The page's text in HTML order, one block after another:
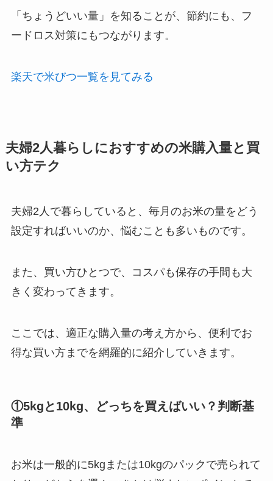
「ちょうどいい量」を知ることが、節約にも、フ
ードロス対策にもつながります。
楽天で米びつ一覧を見てみる
夫婦2人暮らしにおすすめの米購入量と買
い方テク
夫婦2人で暮らしていると、毎月のお米の量をどう
設定すればいいのか、悩むことも多いものです。
また、買い方ひとつで、コスパも保存の手間も大
きく変わってきます。
ここでは、適正な購入量の考え方から、便利でお
得な買い方までを網羅的に紹介していきます。
①5kgと10kg、どっちを買えばいい？判断基
準
お米は一般的に5kgまたは10kgのパックで売られて